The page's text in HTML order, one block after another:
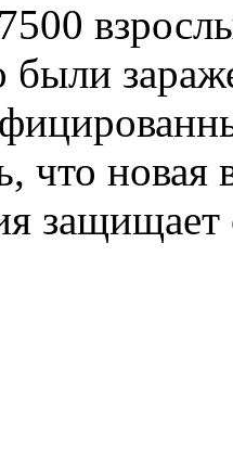
были
что новая
защищает